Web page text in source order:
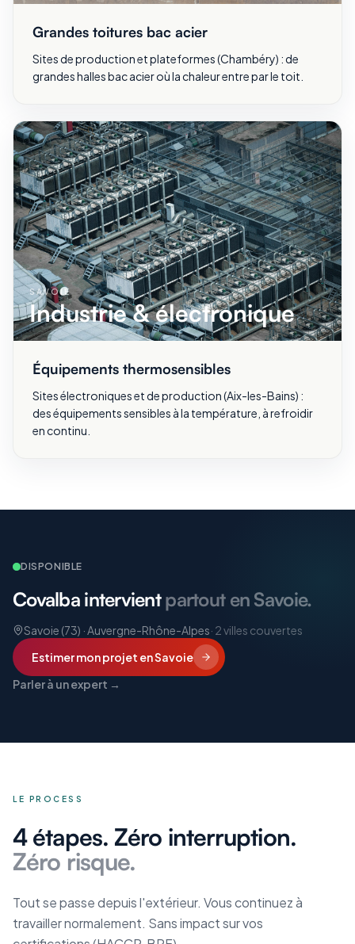
Grandes toitures bac acier
Sites de production et plateformes (Chambéry) : de
grandes halles bac acier où la chaleur entre par le toit.
SAVOIE
Industrie & électronique
Équipements thermosensibles
Sites électroniques et de production (Aix-les-Bains) :
des équipements sensibles à la température, à refroidir
en continu.
DISPONIBLE
Covalba intervientpartout en Savoie.
Savoie (73) · Auvergne-Rhône-Alpes· 2villes couvertes
Estimer mon projet en Savoie
Parler à un expert →
LE PROCESS
4 étapes. Zéro interruption.
Zéro risque.
Tout se passe depuis l'extérieur. Vous continuez à
travailler normalement. Sans impact sur vos